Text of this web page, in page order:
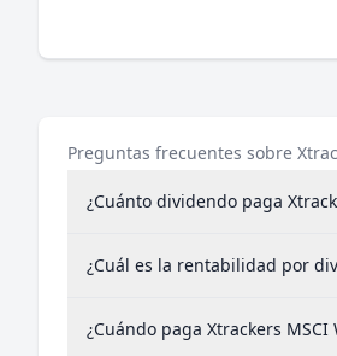
Preguntas frecuentes sobre
¿Cuánto dividendo paga
¿Cuál es la rentabilidad por
¿Cuándo paga Xtrackers